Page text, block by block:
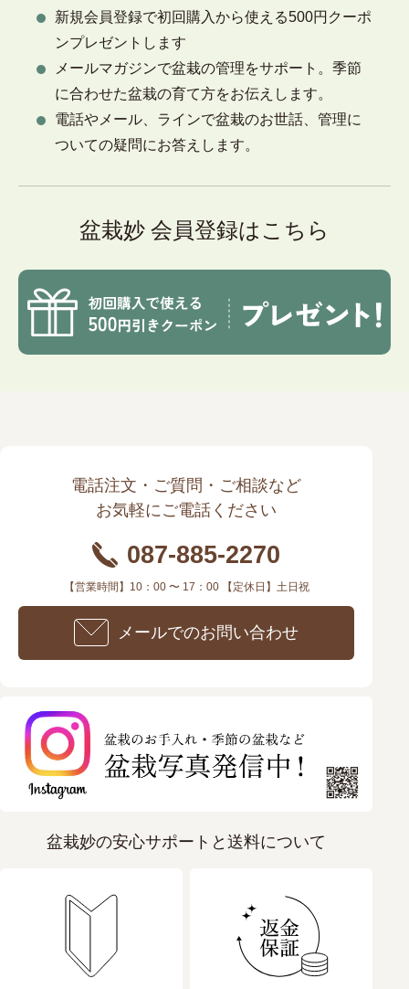
新規会員登録で初回購入から使える500円クーポ
ンプレゼントします
メールマガジンで盆栽の管理をサポート。季節
に合わせた盆栽の育て方をお伝えします。
電話やメール、ラインで盆栽のお世話、管理に
ついての疑問にお答えします。
盆栽妙 会員登録はこちら
電話注文・ご質問・ご相談など
お気軽にご電話ください
087-885-2270
【営業時間】10：00 〜 17：00 【定休日】土日祝
メールでのお問い合わせ
盆栽妙の安心サポートと送料について